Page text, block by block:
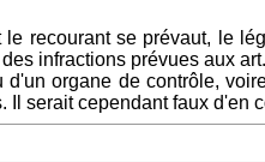
le recourant se prévaut, le
infractions prévues aux
d'un organe de contrôle,
Il serait cependant faux d'en